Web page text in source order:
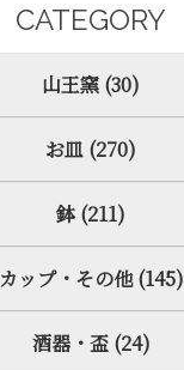
CATEGORY
山王窯 (30)
お皿 (270)
鉢 (211)
カップ・その他 (145)
酒器・盃 (24)